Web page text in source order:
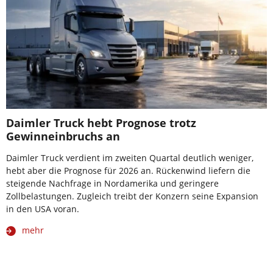
Daimler Truck hebt Prognose trotz
Gewinneinbruchs an
Daimler Truck verdient im zweiten Quartal deutlich weniger,
hebt aber die Prognose für 2026 an. Rückenwind liefern die
steigende Nachfrage in Nordamerika und geringere
Zollbelastungen. Zugleich treibt der Konzern seine Expansion
in den USA voran.
mehr